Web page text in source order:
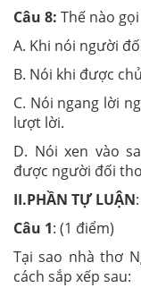
Câu 8: Thế nào
A. Khi nói người
B. Nói khi được
C. Nói ngang lời
lượt lời.
D. Nói xen vào
được người đối
II.PHẦN TỰ LUẬN
Câu 1: (1 điểm)
Tại sao nhà thơ
cách sắp xếp sau: